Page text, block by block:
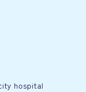
hospital